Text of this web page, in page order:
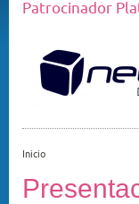
Patrocinador
Inicio